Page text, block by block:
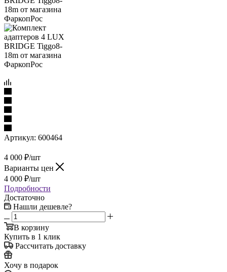
Артикул: 600464
4 000 ₽/шт
Варианты цен
4 000 ₽/шт
Подробности
Достаточно
Нашли дешевле?
В корзину
Купить в 1 клик
Рассчитать доставку
Хочу в подарок